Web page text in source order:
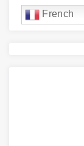
French